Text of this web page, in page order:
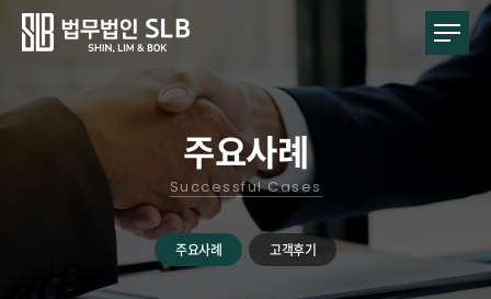
주요사례
Successful Cases
주요사례 고객후기